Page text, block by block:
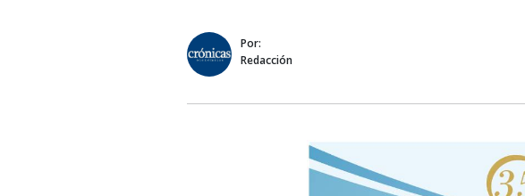
Por:
Redacción